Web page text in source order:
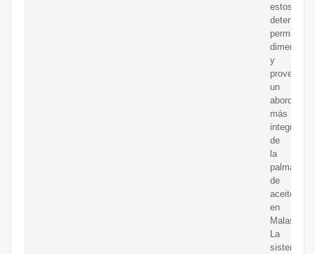
estos
permite
y
proveer
un
abordaje
más
integral
de
la
palma
de
aceite
en
Malasia.
La